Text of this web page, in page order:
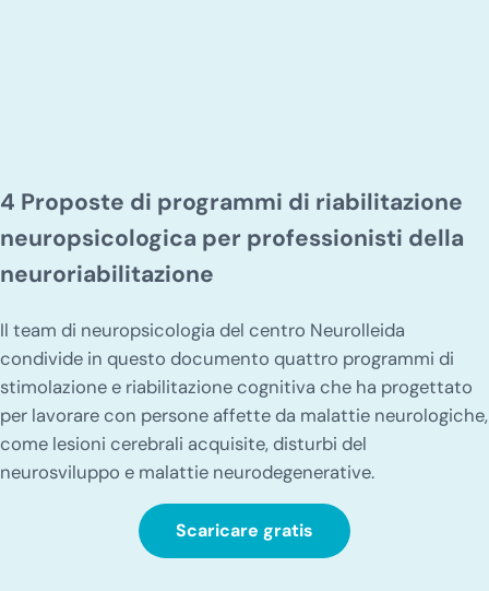
4 Proposte di programmi di riabilitazione
neuropsicologica per professionisti della
neuroriabilitazione
Il team di neuropsicologia del centro Neurolleida
condivide in questo documento quattro programmi di
stimolazione e riabilitazione cognitiva che ha progettato
per lavorare con persone affette da malattie neurologiche,
come lesioni cerebrali acquisite, disturbi del
neurosviluppo e malattie neurodegenerative.
Scaricare gratis